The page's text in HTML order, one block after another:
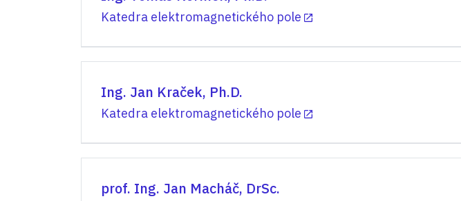
Katedra elektromagnetického pole
Ing. Jan Kraček, Ph.D.
Katedra elektromagnetického pole
prof. Ing. Jan Macháč, DrSc.